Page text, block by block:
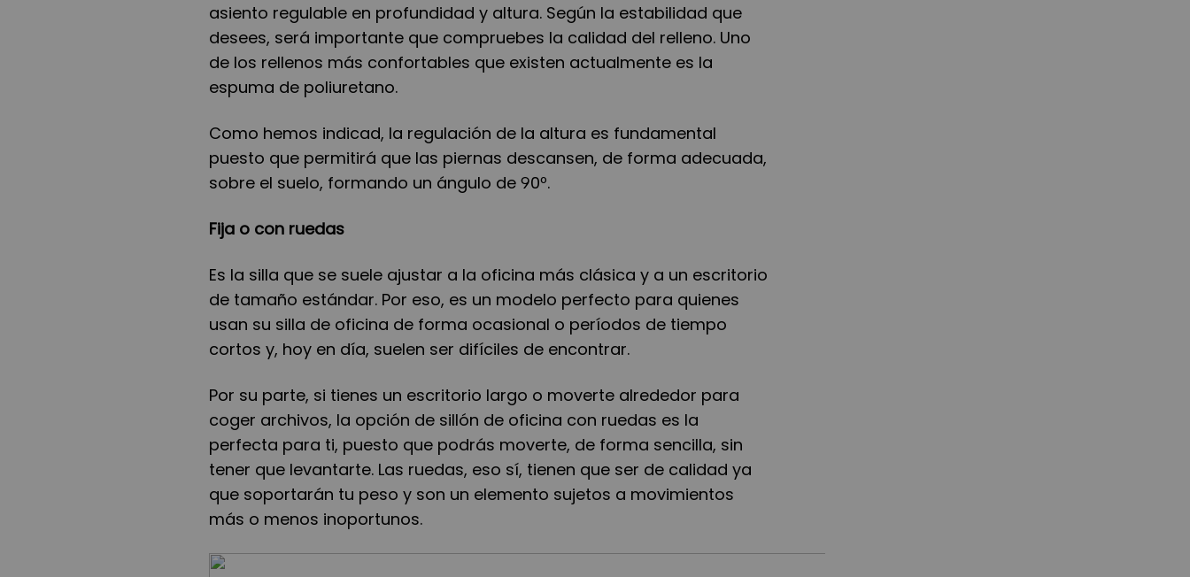
asiento regulable en profundidad y altura. Según la estabilidad que
desees, será importante que compruebes la calidad del relleno. Uno
de los rellenos más confortables que existen actualmente es la
espuma de poliuretano.
Como hemos indicad, la regulación de la altura es fundamental
puesto que permitirá que las piernas descansen, de forma adecuada,
sobre el suelo, formando un ángulo de 90º.
Fija o con ruedas
Es la silla que se suele ajustar a la oficina más clásica y a un escritorio
de tamaño estándar. Por eso, es un modelo perfecto para quienes
usan su silla de oficina de forma ocasional o períodos de tiempo
cortos y, hoy en día, suelen ser difíciles de encontrar.
Por su parte, si tienes un escritorio largo o moverte alrededor para
coger archivos, la opción de sillón de oficina con ruedas es la
perfecta para ti, puesto que podrás moverte, de forma sencilla, sin
tener que levantarte. Las ruedas, eso sí, tienen que ser de calidad ya
que soportarán tu peso y son un elemento sujetos a movimientos
más o menos inoportunos.